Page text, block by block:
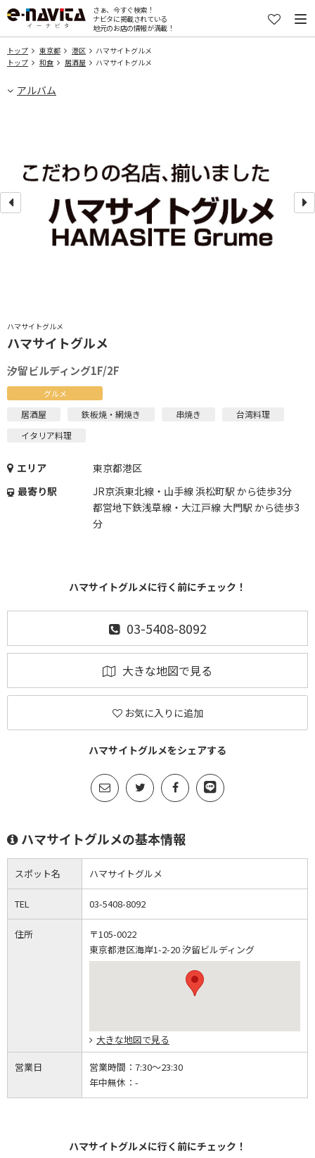
さぁ、今すぐ検索！
ナビタに掲載されている
地元のお店の情報が満載！
トップ 東京都 港区
ハマサイトグルメ
トップ
和食 居酒屋 ハマサイトグルメ
アルバム
ハマサイトグルメ
ハマサイトグルメ
汐留ビルディング1F/2F
グルメ
居酒屋 鉄板焼・網焼き 串焼き
台湾料理
イタリア料理
エリア
東京都港区
最寄り駅
JR京浜東北線・山手線 浜松町駅 から徒歩3分
都営地下鉄浅草線・大江戸線 大門駅 から徒歩3
分
ハマサイトグルメに行く前にチェック！
03-5408-8092
大きな地図で見る
お気に入りに追加
ハマサイトグルメをシェアする
ハマサイトグルメの基本情報
スポット名 ハマサイトグルメ
TEL 03-5408-8092
住所
〒105-0022
東京都港区海岸1-2-20 汐留ビルディング
大きな地図で見る
営業日 営業時間： 7:30～23:30
年中無休： -
ハマサイトグルメに行く前にチェック！